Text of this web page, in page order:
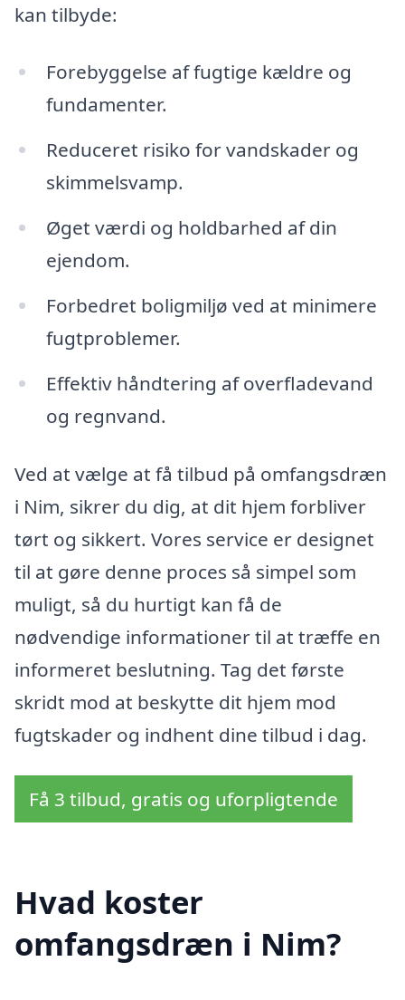
kan tilbyde:
Forebyggelse af fugtige kældre og
fundamenter.
Reduceret risiko for vandskader og
skimmelsvamp.
Øget værdi og holdbarhed af din
ejendom.
Forbedret boligmiljø ved at minimere
fugtproblemer.
Effektiv håndtering af overfladevand
og regnvand.
Ved at vælge at få tilbud på omfangsdræn
i Nim, sikrer du dig, at dit hjem forbliver
tørt og sikkert. Vores service er designet
til at gøre denne proces så simpel som
muligt, så du hurtigt kan få de
nødvendige informationer til at træffe en
informeret beslutning. Tag det første
skridt mod at beskytte dit hjem mod
fugtskader og indhent dine tilbud i dag.
Få 3 tilbud, gratis og uforpligtende
Hvad koster
omfangsdræn i Nim?